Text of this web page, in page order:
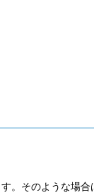
。そのような場